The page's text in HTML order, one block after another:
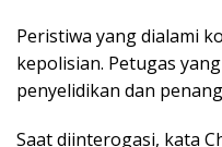
Peristiwa yang dialami
kepolisian. Petugas
penyelidikan dan
Saat diinterogasi, kata